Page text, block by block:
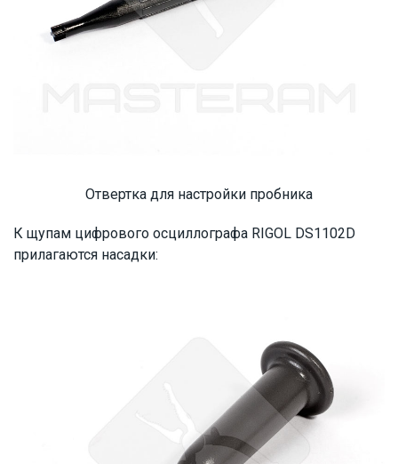
Отвертка для настройки пробника
К щупам цифрового осциллографа RIGOL DS1102D
прилагаются насадки: